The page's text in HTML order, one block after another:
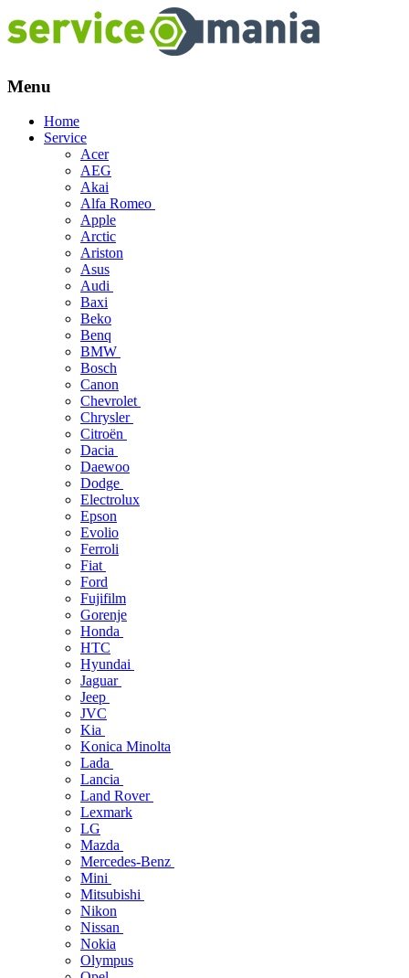
Menu
Skip
Home
Service
Acer
AEG
Akai
Alfa Romeo
Apple
Arctic
Ariston
Asus
Audi
Baxi
Beko
Benq
BMW
Bosch
Canon
Chevrolet
Chrysler
Citroën
Dacia
Daewoo
Dodge
Electrolux
Epson
Evolio
Ferroli
Fiat
Ford
Fujifilm
Gorenje
Honda
HTC
Hyundai
Jaguar
Jeep
JVC
Kia
Konica Minolta
Lada
Lancia
Land Rover
Lexmark
LG
Mazda
Mercedes-Benz
Mini
Mitsubishi
Nikon
Nissan
Nokia
Olympus